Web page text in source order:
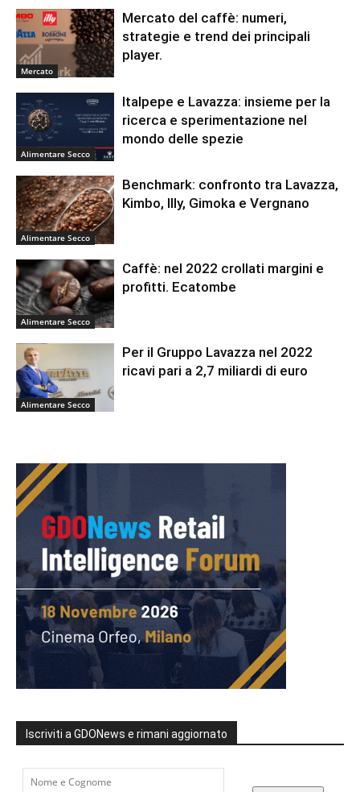
Mercato
Mercato del caffè: numeri,
strategie e trend dei principali
player.
Alimentare Secco
Italpepe e Lavazza: insieme per la
ricerca e sperimentazione nel
mondo delle spezie
Alimentare Secco
Benchmark: confronto tra Lavazza,
Kimbo, Illy, Gimoka e Vergnano
Alimentare Secco
Caffè: nel 2022 crollati margini e
profitti. Ecatombe
Alimentare Secco
Per il Gruppo Lavazza nel 2022
ricavi pari a 2,7 miliardi di euro
Iscriviti a GDONews e rimani aggiornato